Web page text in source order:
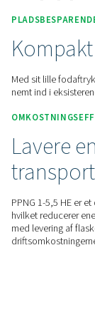
PÅLIDELIG
PPNG 1-5,5
% til 99,999 %,
for flasker eller
overvågning og
nemt ind i